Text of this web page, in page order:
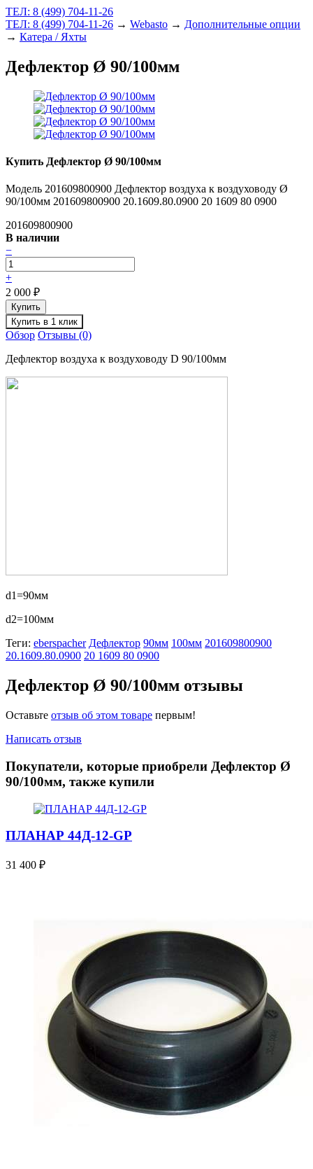
ТЕЛ: 8 (499) 704-11-26
ТЕЛ: 8 (499) 704-11-26 → Webasto → Дополнительные опции
→ Катера / Яхты
Дефлектор Ø 90/100мм
Купить Дефлектор Ø 90/100мм
Модель 201609800900 Дефлектор воздуха к воздуховоду Ø
90/100мм 201609800900 20.1609.80.0900 20 1609 80 0900
201609800900
В наличии
−
+
2 000 ₽
Обзор Отзывы (0)
Дефлектор воздуха к воздуховоду D 90/100мм
d1=90мм
d2=100мм
Теги: eberspacher Дефлектор 90мм 100мм 201609800900
20.1609.80.0900 20 1609 80 0900
Дефлектор Ø 90/100мм отзывы
Оставьте отзыв об этом товаре первым!
Написать отзыв
Покупатели, которые приобрели Дефлектор Ø
90/100мм, также купили
ПЛАНАР 44Д-12-GP
31 400 ₽